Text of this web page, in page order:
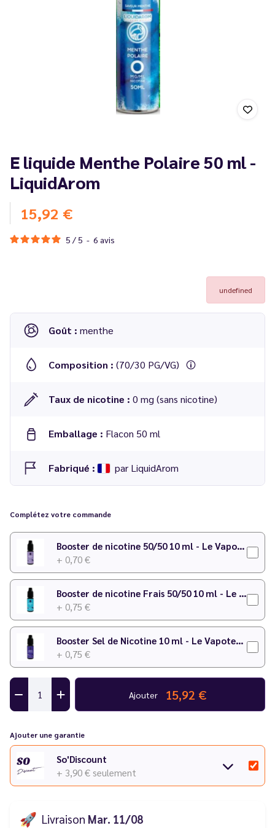
E liquide Menthe Polaire 50 ml -
LiquidArom
15,92 €
5 / 5 - 6 avis
undefined
Goût : menthe
Composition : (70/30 PG/VG)
Taux de nicotine : 0 mg (sans nicotine)
Emballage : Flacon 50 ml
Fabriqué : par LiquidArom
Complétez votre commande
Booster de nicotine 50/50 10 ml - Le Vapoteur Discount
+ 0,70 €
Booster de nicotine Frais 50/50 10 ml - Le Vapoteur Discount
+ 0,75 €
Booster Sel de Nicotine 10 ml - Le Vapoteur Discount
+ 0,75 €
Ajouter 15,92 €
Ajouter une garantie
So'Discount
+ 3,90 € seulement
🚀 Livraison Mar. 11/08